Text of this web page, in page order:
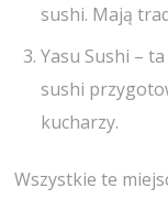
sushi. Mają
Yasu Sushi –
sushi
kucharzy.
Wszystkie te